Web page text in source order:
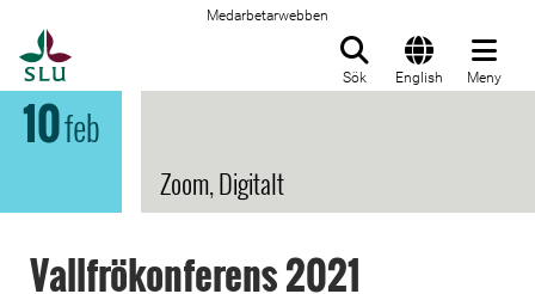
Medarbetarwebben
Sök English Meny
10feb
Zoom, Digitalt
Vallfrökonferens 2021